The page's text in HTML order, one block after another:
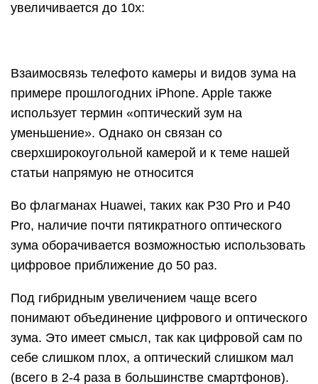
увеличивается до 10x:
Взаимосвязь телефото камеры и видов зума на
примере прошлогодних iPhone. Apple также
использует термин «оптический зум на
уменьшение». Однако он связан со
сверхширокоугольной камерой и к теме нашей
статьи напрямую не относится
Во флагманах Huawei, таких как P30 Pro и P40
Pro, наличие почти пятикратного оптического
зума оборачивается возможностью использовать
цифровое приближение до 50 раз.
Под гибридным увеличением чаще всего
понимают объединение цифрового и оптического
зума. Это имеет смысл, так как цифровой сам по
себе слишком плох, а оптический слишком мал
(всего в 2-4 раза в большинстве смартфонов).